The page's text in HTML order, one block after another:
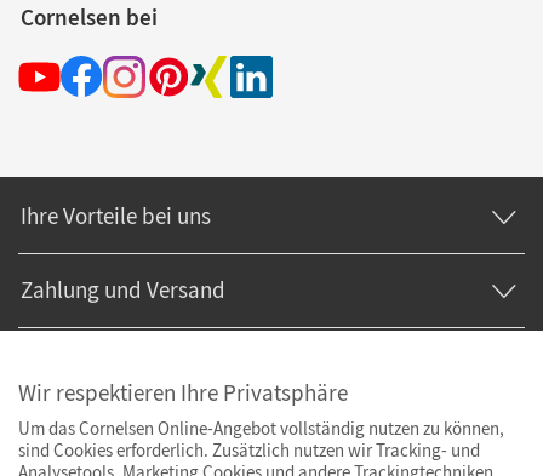
Cornelsen bei
Ihre Vorteile bei uns
Zahlung und Versand
Wir respektieren Ihre Privatsphäre
Um das Cornelsen Online-Angebot vollständig nutzen zu können,
sind Cookies erforderlich. Zusätzlich nutzen wir Tracking- und